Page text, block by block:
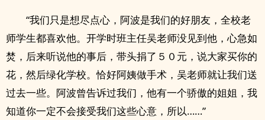
“我们只是想尽点心，阿波是我们的好朋友，全校老
师学生都喜欢他。开学时班主任吴老师没见到他，心急如
焚，后来听说他的事后，带头捐了５０元，说大家买你的
花，然后绿化学校。恰好阿姨做手术，吴老师就让我们送
过去一些。阿波曾告诉过我们，他有一个骄傲的姐姐，我
知道你一定不会接受我们这些心意，所以……”